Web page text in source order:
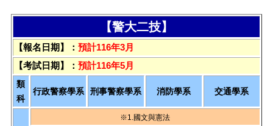
【警大二技】
【報名日期】： 預計116年3月
【考試日期】： 預計116年5月
類
科
行政警察學系 刑事警察學系 消防學系 交通學系
※1.國文與憲法